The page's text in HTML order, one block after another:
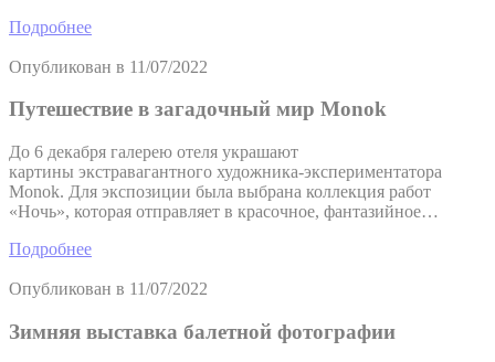
Подробнее
Опубликован в 11/07/2022
Путешествие в загадочный мир Monok
До 6 декабря галерею отеля украшают
картины экстравагантного художника-экспериментатора
Monok. Для экспозиции была выбрана коллекция работ
«Ночь», которая отправляет в красочное, фантазийное…
Подробнее
Опубликован в 11/07/2022
Зимняя выставка балетной фотографии